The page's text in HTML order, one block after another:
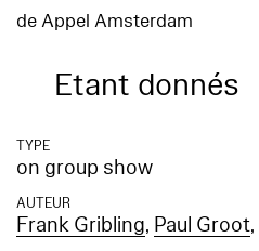
de Appel Amsterdam
Etant donnés
TYPE
on group show
AUTEUR
Frank Gribling, Paul Groot,